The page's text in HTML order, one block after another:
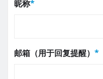
昵称*
邮箱（用于回复提醒） *